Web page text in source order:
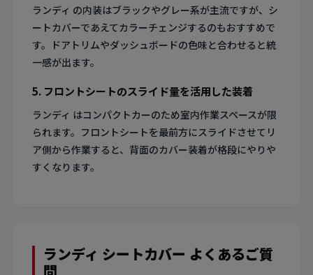
ランディ の内装はブラックやグレー系が主流ですが、シ
ートカバーであえてカラーチェンジするのもおすすめで
す。ドアトリムやダッシュボードの色味と合わせると統
一感が出ます。
5. フロントシートのスライド量を活用した装着
ランディ はコンパクトカーのため室内作業スペースが限
られます。フロントシートを最前方にスライドさせてリ
ア側から作業すると、背面のカバー装着が格段にやりや
すくなります。
ランディ シートカバー よくあるご質
問